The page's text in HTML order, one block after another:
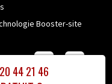
44 21 46
Booster-site